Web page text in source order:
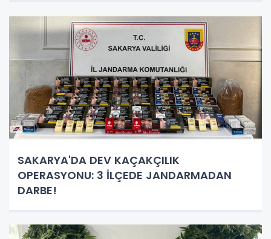
SAKARYA'DA DEV KAÇAKÇILIK
OPERASYONU: 3 İLÇEDE JANDARMADAN
DARBE!